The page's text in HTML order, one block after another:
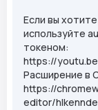
Если вы
используйте
токеном:
https://
Расширение в
https://
editor/